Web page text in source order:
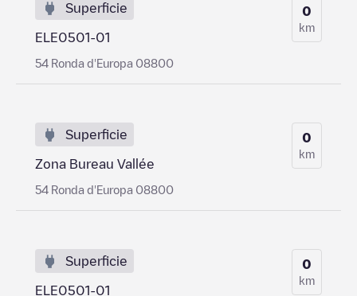
Superficie
ELE0501-01
54 Ronda d'Europa 08800
0
km
Superficie
Zona Bureau Vallée
54 Ronda d'Europa 08800
0
km
Superficie
ELE0501-01
0
km